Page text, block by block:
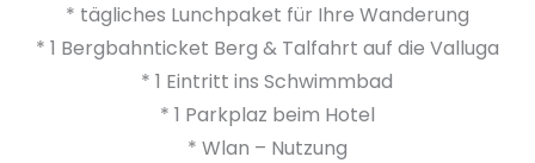
* tägliches Lunchpaket für Ihre Wanderung
* 1 Bergbahnticket Berg & Talfahrt auf die Valluga
* 1 Eintritt ins Schwimmbad
* 1 Parkplaz beim Hotel
* Wlan – Nutzung